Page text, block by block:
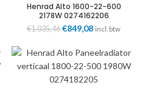
Henrad Alto 1600-22-600
2178W 0274162206
€1.035,46 Oorspronkelijke
was:
€1.035,46.
€849,08 Huidige
is:
€849,08.
incl. btw